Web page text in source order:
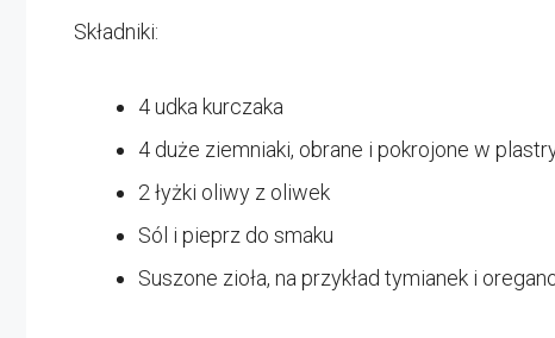
Składniki:
4 udka kurczaka
4 duże ziemniaki, obrane i pokrojone w
2 łyżki oliwy z oliwek
Sól i pieprz do smaku
Suszone zioła, na przykład tymianek i